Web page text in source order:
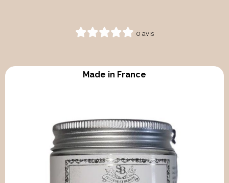
0 avis
Made in France